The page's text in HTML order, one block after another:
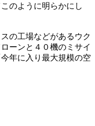
のように明らかにし
の工場などがあるウク
ーンと４０機のミサイ
年に入り最大規模の空